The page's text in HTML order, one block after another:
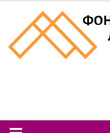
content